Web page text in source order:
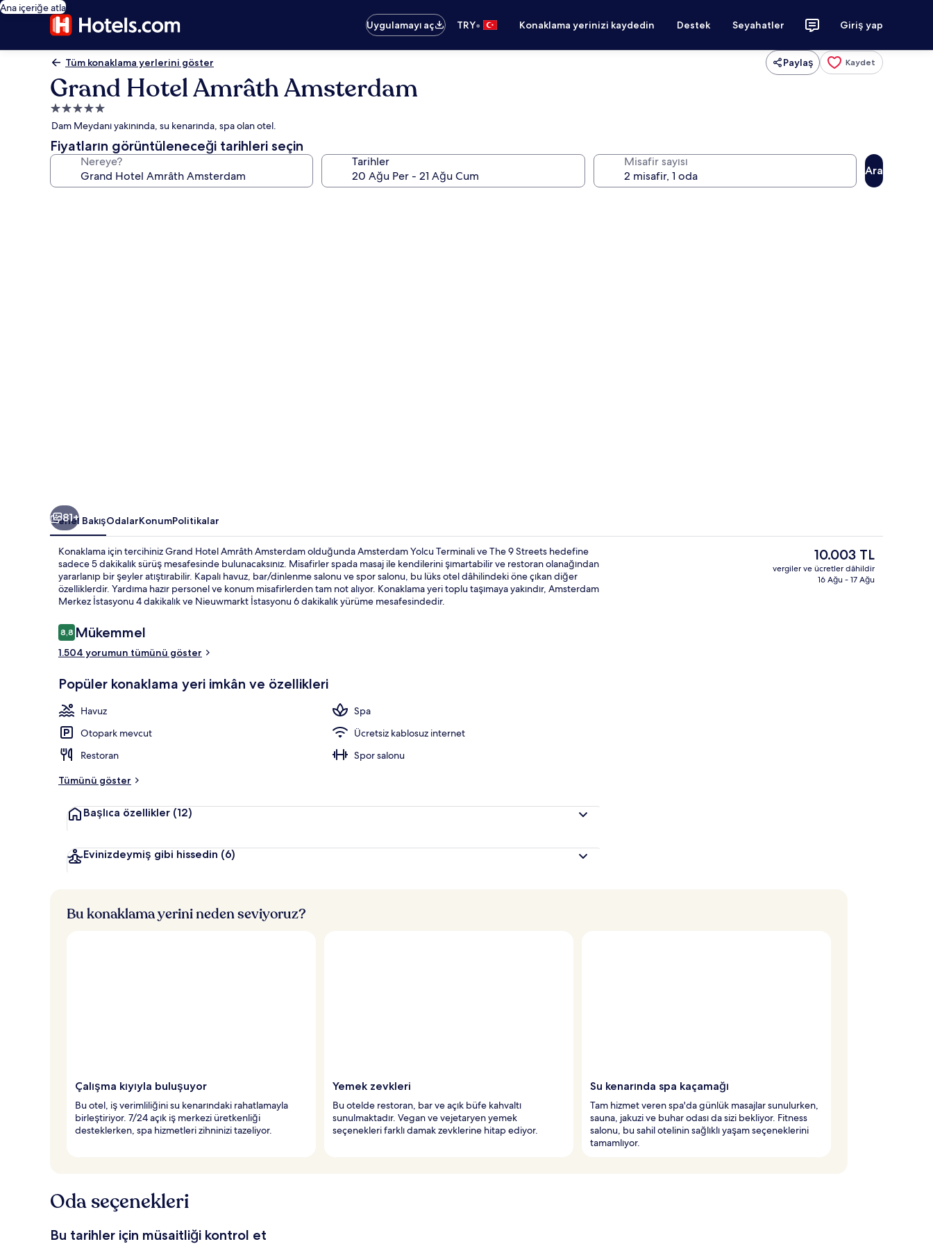
Ana içeriğe atla
Uygulamayı aç
TRY• Konaklama yerinizi kaydedin Destek Seyahatler Giriş yap
Tüm konaklama yerlerini göster Paylaş Kaydet
Grand Hotel Amrâth Amsterdam
5.0
yıldızlı
konaklama
yeri
Dam Meydanı yakınında, su kenarında, spa olan otel.
Fiyatların görüntüleneceği tarihleri seçin
Nereye? Tarihler Misafir sayısı
Ara
Sauna Toplantı salonu/imkânları
81+
Genel BakışOdalarKonumPolitikalar
Konaklama için tercihiniz Grand Hotel Amrâth Amsterdam olduğunda Amsterdam Yolcu Terminali ve The 9 Streets hedefine
sadece 5 dakikalık sürüş mesafesinde bulunacaksınız. Misafirler spada masaj ile kendilerini şımartabilir ve restoran olanağından
yararlanıp bir şeyler atıştırabilir. Kapalı havuz, bar/dinlenme salonu ve spor salonu, bu lüks otel dâhilindeki öne çıkan diğer
özelliklerdir. Yardıma hazır personel ve konum misafirlerden tam not alıyor. Konaklama yeri toplu taşımaya yakındır, Amsterdam
Merkez İstasyonu 4 dakikalık ve Nieuwmarkt İstasyonu 6 dakikalık yürüme mesafesindedir.
Yorumlar
8,88,8/10
Mükemmel
1.504 yorumun tümünü göster
Popüler konaklama yeri imkân ve özellikleri
Havuz
Spa
Otopark mevcut
Ücretsiz kablosuz internet
Restoran
Spor salonu
Tümünü göster
Başlıca özellikler (12)
Evinizdeymiş gibi hissedin (6)
Şu
anki
fiyat
10.003 TL
vergiler ve ücretler dâhildir
16 Ağu - 17 Ağu
Bu konaklama yerini neden seviyoruz?
Çalışma kıyıyla buluşuyor
Bu otel, iş verimliliğini su kenarındaki rahatlamayla
birleştiriyor. 7/24 açık iş merkezi üretkenliği
desteklerken, spa hizmetleri zihninizi tazeliyor.
Yemek zevkleri
Bu otelde restoran, bar ve açık büfe kahvaltı
sunulmaktadır. Vegan ve vejetaryen yemek
seçenekleri farklı damak zevklerine hitap ediyor.
Su kenarında spa kaçamağı
Tam hizmet veren spa'da günlük masajlar sunulurken,
sauna, jakuzi ve buhar odası da sizi bekliyor. Fitness
salonu, bu sahil otelinin sağlıklı yaşam seçeneklerini
tamamlıyor.
Oda seçenekleri
Bu tarihler için müsaitliği kontrol et